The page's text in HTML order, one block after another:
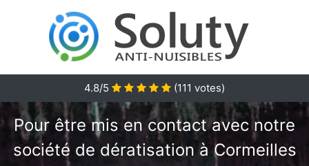
4.8/5 (111 votes)
Pour être mis en contact avec notre
société de dératisation à Cormeilles